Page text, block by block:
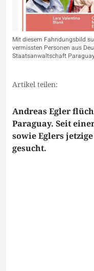
Mit diesem Fahndungsbild
vermissten Personen aus
Staatsanwaltschaft
Artikel teilen:
Andreas Egler
Paraguay. Seit
sowie Eglers
gesucht.